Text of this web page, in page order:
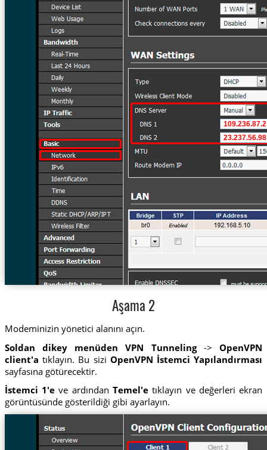
Aşama 2
Modeminizin yönetici alanını açın.
Soldan dikey menüden VPN Tunneling->OpenVPN
client'a tıklayın. Bu sizi OpenVPN İstemci Yapılandırması
sayfasına götürecektir.
İstemci 1'eve ardındanTemel'e tıklayın ve değerleri ekran
görüntüsünde gösterildiği gibi ayarlayın.